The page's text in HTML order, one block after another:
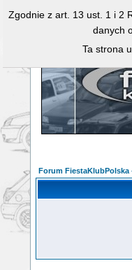
Forum FiestaKlubPolska
Zgodnie z art. 13 ust. 1 i 2
danych
Ta strona